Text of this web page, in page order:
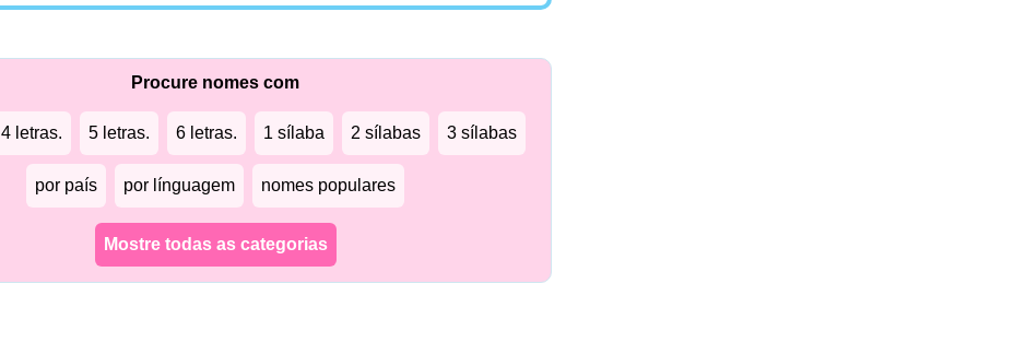
Procure nomes com
4 letras. 5 letras. 6 letras. 1 sílaba 2 sílabas 3 sílabas
por país por línguagem nomes populares
Mostre todas as categorias